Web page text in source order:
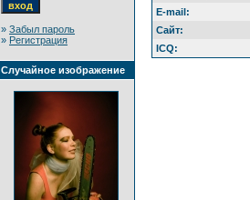
» Забыл пароль
» Регистрация
Случайное изображение
E-mail:
Сайт:
ICQ: